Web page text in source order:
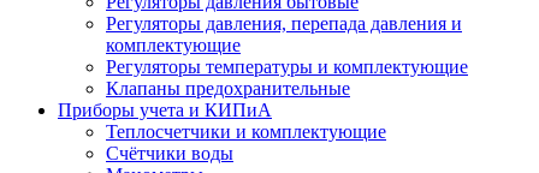
Регуляторы давления, перепада давления и
комплектующие
Регуляторы температуры и комплектующие
Клапаны предохранительные
Приборы учета и КИПиА
Теплосчетчики и комплектующие
Счётчики воды